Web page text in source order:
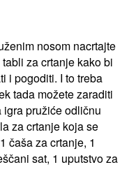
nosom nacrtajte
za crtanje kako bi
i pogoditi. I to treba
tada možete zaraditi
pružiće odličnu
za crtanje koja se
čaša za crtanje, 1
sat, 1 uputstvo za